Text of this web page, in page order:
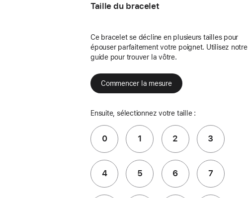
Taille du bracelet
Ce bracelet se décline en plusieurs tailles pour
épouser parfaitement votre poignet. Utilisez notre
guide pour trouver la vôtre.
Commencer la mesure
Ensuite, sélectionnez votre taille :
0 1 2 3
4 5 6 7